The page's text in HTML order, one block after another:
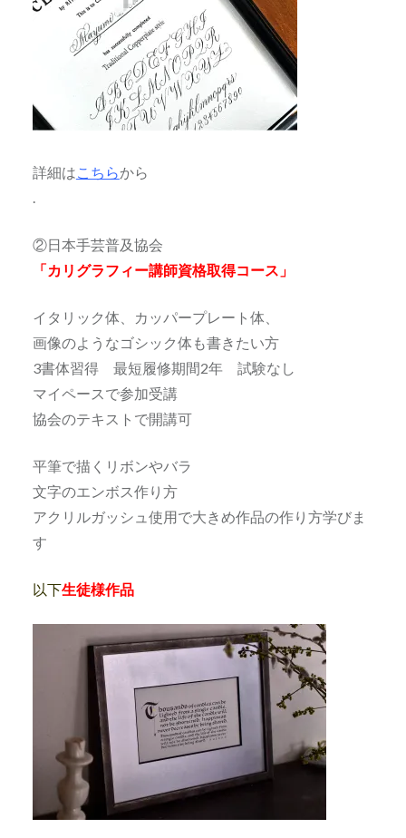
詳細はこちらから
.
②日本手芸普及協会
「カリグラフィー講師資格取得コース」
イタリック体、カッパープレート体、
画像のようなゴシック体も書きたい方
3書体習得 最短履修期間2年 試験なし
マイペースで参加受講
協会のテキストで開講可
平筆で描くリボンやバラ
文字のエンボス作り方
アクリルガッシュ使用で大きめ作品の作り方学びま
す
以下生徒様作品